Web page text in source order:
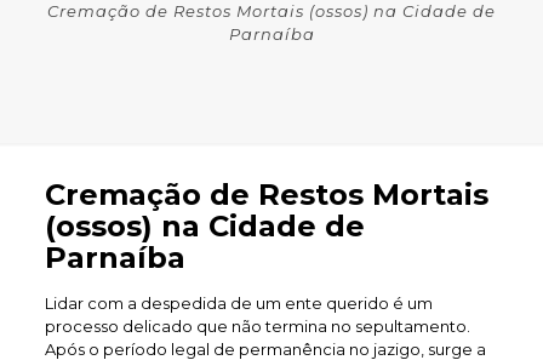
Cremação de Restos Mortais (ossos) na Cidade de
Parnaíba
Cremação de Restos Mortais
(ossos) na Cidade de
Parnaíba
Lidar com a despedida de um ente querido é um
processo delicado que não termina no sepultamento.
Após o período legal de permanência no jazigo, surge a